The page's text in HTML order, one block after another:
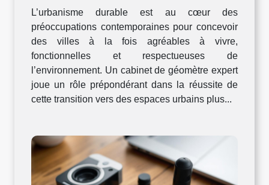
L’urbanisme durable est au cœur des
préoccupations contemporaines pour concevoir
des villes à la fois agréables à vivre,
fonctionnelles et respectueuses de
l’environnement. Un cabinet de géomètre expert
joue un rôle prépondérant dans la réussite de
cette transition vers des espaces urbains plus...